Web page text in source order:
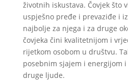
životnih iskustava. Čovjek što
uspješno pređe i prevaziđe i
najbolje za njega i za druge
čovjeka čini kvalitetnijom i
rijetkom osobom u društvu.
posebnim sjajem i energijom
druge ljude.